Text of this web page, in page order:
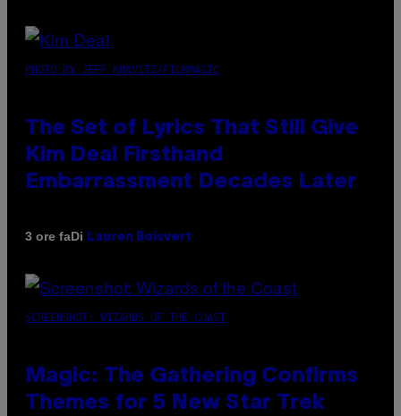
PHOTO BY JEFF KRAVITZ/FILMMAGIC
The Set of Lyrics That Still Give
Kim Deal Firsthand
Embarrassment Decades Later
3 ore faDi Lauren Boisvert
SCREENSHOT: WIZARDS OF THE COAST
Magic: The Gathering Confirms
Themes for 5 New Star Trek